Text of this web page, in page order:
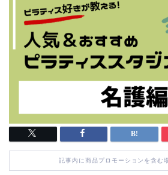
記事内に商品プロモーションを含む